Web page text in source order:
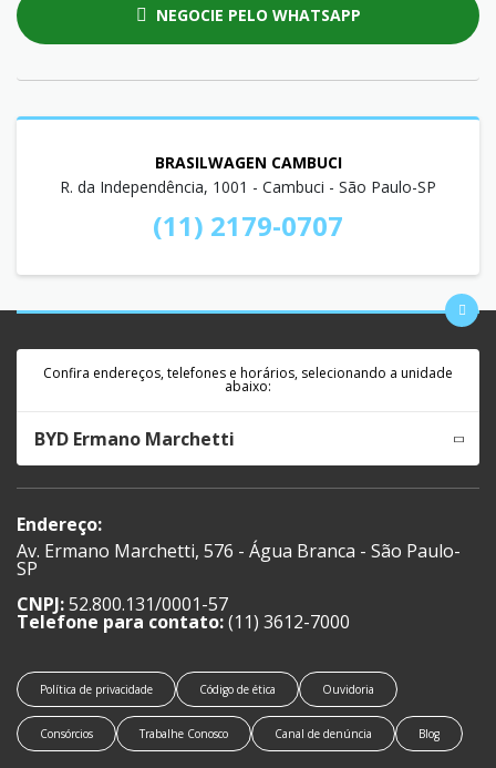
NEGOCIE PELO WHATSAPP
BRASILWAGEN CAMBUCI
R. da Independência, 1001 - Cambuci - São Paulo-SP
(11) 2179-0707
Confira endereços, telefones e horários, selecionando a unidade
abaixo:
BYD Ermano Marchetti
Endereço:
Av. Ermano Marchetti, 576 - Água Branca - São Paulo-
SP
CNPJ:52.800.131/0001-57
Telefone para contato:(11) 3612-7000
Política de privacidade Código de ética Ouvidoria
Consórcios Trabalhe Conosco Canal de denúncia Blog